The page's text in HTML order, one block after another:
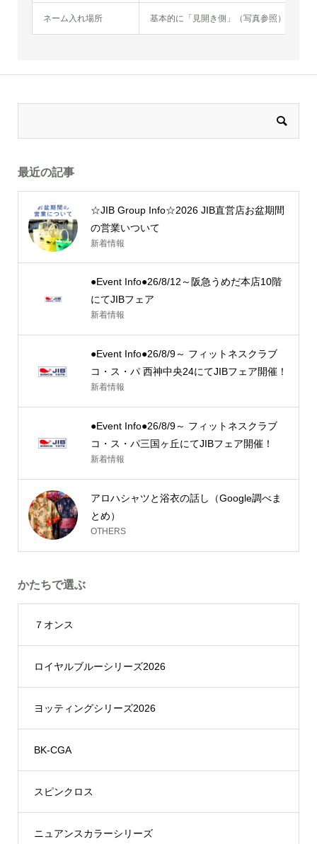
ネーム入れ場所 基本的に「見開き側」（写真参照）にお入
最近の記事
☆JIB Group Info☆2026 JIB直営店お盆期間
の営業いついて
新着情報
●Event Info●26/8/12～阪急うめだ本店10階
にてJIBフェア
新着情報
●Event Info●26/8/9～ フィットネスクラブ
コ・ス・パ 西神中央24にてJIBフェア開催！
新着情報
●Event Info●26/8/9～ フィットネスクラブ
コ・ス・パ三国ヶ丘にてJIBフェア開催！
新着情報
アロハシャツと浴衣の話し（Google調べま
とめ）
OTHERS
かたちで選ぶ
７オンス
ロイヤルブルーシリーズ2026
ヨッティングシリーズ2026
BK-CGA
スピンクロス
ニュアンスカラーシリーズ